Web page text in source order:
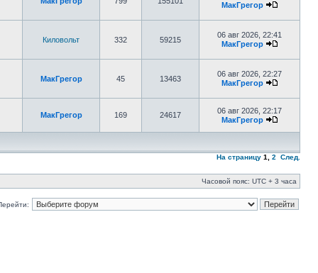
МакГрегор
Киловольт 332 59215
06 авг 2026, 22:41
МакГрегор
МакГрегор 45 13463
06 авг 2026, 22:27
МакГрегор
МакГрегор 169 24617
06 авг 2026, 22:17
МакГрегор
На страницу 1 2 След.
Часовой пояс: UTC + 3 часа